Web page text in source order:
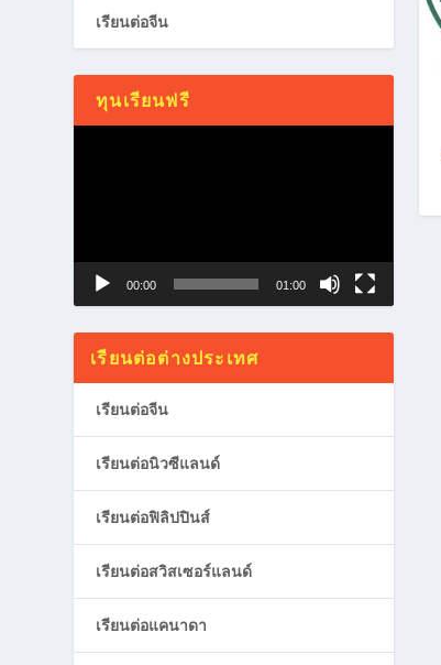
เรียนต่อจีน
ทุนเรียนฟรี
00:00 01:00
เรียนต่อต่างประเทศ
เรียนต่อจีน
เรียนต่อนิวซีแลนด์
เรียนต่อฟิลิปปินส์
เรียนต่อสวิสเซอร์แลนด์
เรียนต่อแคนาดา